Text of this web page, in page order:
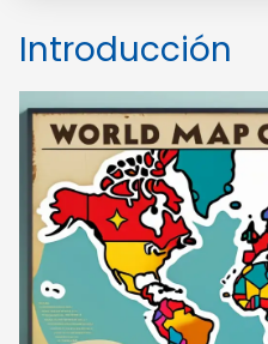
Introducción